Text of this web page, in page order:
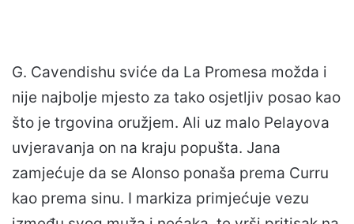
G. Cavendishu sviće da La Promesa možda i
nije najbolje mjesto za tako osjetljiv posao kao
što je trgovina oružjem. Ali uz malo Pelayova
uvjeravanja on na kraju popušta. Jana
zamjećuje da se Alonso ponaša prema Curru
kao prema sinu. I markiza primjećuje vezu